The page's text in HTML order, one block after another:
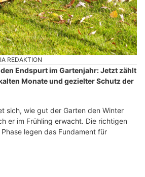
REDAKTION
Endspurt im Gartenjahr: Jetzt zählt
Monate und gezielter Schutz der
sich, wie gut der Garten den Winter
er im Frühling erwacht. Die richtigen
legen das Fundament für